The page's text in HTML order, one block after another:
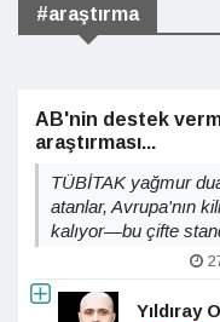
#araştırma
AB'nin destek
araştırması...
TÜBİTAK yağmur
atanlar, Avrupa'nın
kalıyor—bu çifte
Yıldıray